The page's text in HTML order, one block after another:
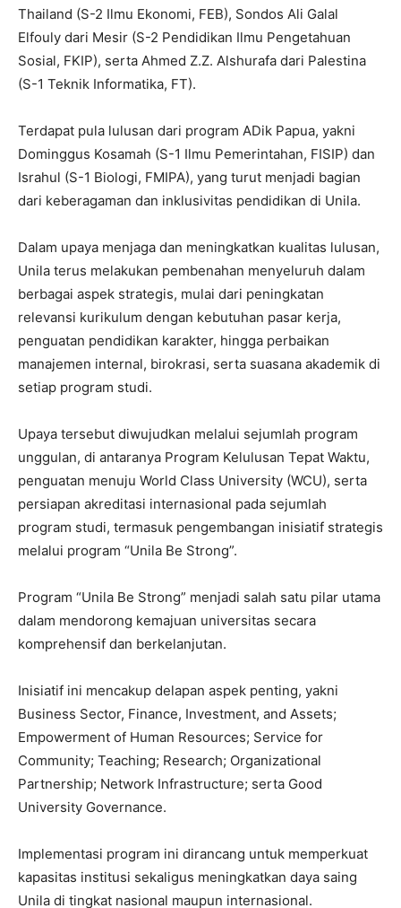
Thailand (S-2 Ilmu Ekonomi, FEB), Sondos Ali Galal
Elfouly dari Mesir (S-2 Pendidikan Ilmu Pengetahuan
Sosial, FKIP), serta Ahmed Z.Z. Alshurafa dari Palestina
(S-1 Teknik Informatika, FT).
Terdapat pula lulusan dari program ADik Papua, yakni
Dominggus Kosamah (S-1 Ilmu Pemerintahan, FISIP) dan
Israhul (S-1 Biologi, FMIPA), yang turut menjadi bagian
dari keberagaman dan inklusivitas pendidikan di Unila.
Dalam upaya menjaga dan meningkatkan kualitas lulusan,
Unila terus melakukan pembenahan menyeluruh dalam
berbagai aspek strategis, mulai dari peningkatan
relevansi kurikulum dengan kebutuhan pasar kerja,
penguatan pendidikan karakter, hingga perbaikan
manajemen internal, birokrasi, serta suasana akademik di
setiap program studi.
Upaya tersebut diwujudkan melalui sejumlah program
unggulan, di antaranya Program Kelulusan Tepat Waktu,
penguatan menuju World Class University (WCU), serta
persiapan akreditasi internasional pada sejumlah
program studi, termasuk pengembangan inisiatif strategis
melalui program “Unila Be Strong”.
Program “Unila Be Strong” menjadi salah satu pilar utama
dalam mendorong kemajuan universitas secara
komprehensif dan berkelanjutan.
Inisiatif ini mencakup delapan aspek penting, yakni
Business Sector, Finance, Investment, and Assets;
Empowerment of Human Resources; Service for
Community; Teaching; Research; Organizational
Partnership; Network Infrastructure; serta Good
University Governance.
Implementasi program ini dirancang untuk memperkuat
kapasitas institusi sekaligus meningkatkan daya saing
Unila di tingkat nasional maupun internasional.